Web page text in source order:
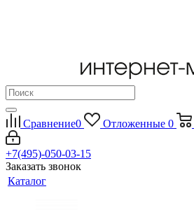
Сравнение0 Отложенные 0
+7(495)-050-03-15
Заказать звонок
Каталог